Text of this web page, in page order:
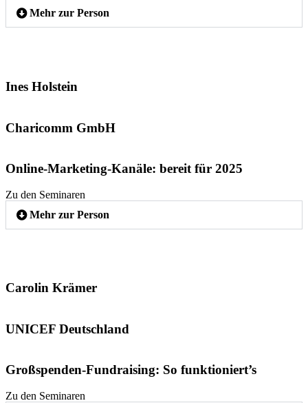
Mehr zur Person
Ines Holstein
Charicomm GmbH
Online-Marketing-Kanäle: bereit für 2025
Zu den Seminaren
Mehr zur Person
Carolin Krämer
UNICEF Deutschland
Großspenden-Fundraising: So funktioniert’s
Zu den Seminaren